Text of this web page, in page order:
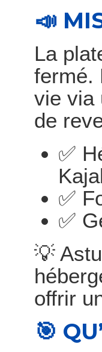
📣
La
fermé.
vie via
de
✅
✅
✅
💡
offrir
🎯